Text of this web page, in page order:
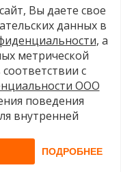
Вы даете свое
данных в
, а
метрической
с
ООО
поведения
внутренней
ПОДРОБНЕЕ